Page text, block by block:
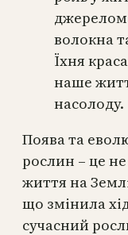
джерелом
волокна
Їхня
наше
насолоду.
Поява та
рослин – це не
життя на
що змінила
сучасний